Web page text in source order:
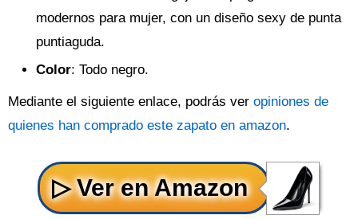
modernos para mujer, con un diseño sexy de punta
puntiaguda.
Color: Todo negro.
Mediante el siguiente enlace, podrás ver opiniones de
quienes han comprado este zapato en amazon.